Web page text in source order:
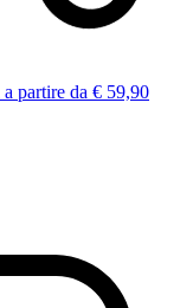
a partire da € 59,90